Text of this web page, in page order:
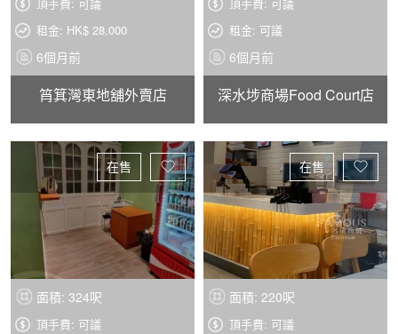
租金: HK$ 28,000
6個月前
筲箕灣東地舖外賣店
租金: 可議
6個月前
深水埗商場Food Court店
面積: 324呎
頂手費: 可議
在售
面積: 220呎
頂手費: 可議
在售